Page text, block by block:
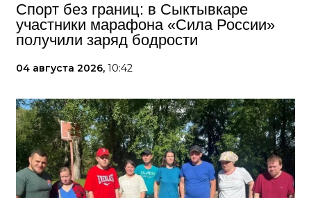
Спорт без границ: в Сыктывкаре
участники марафона «Сила России»
получили заряд бодрости
04 августа 2026, 10:42